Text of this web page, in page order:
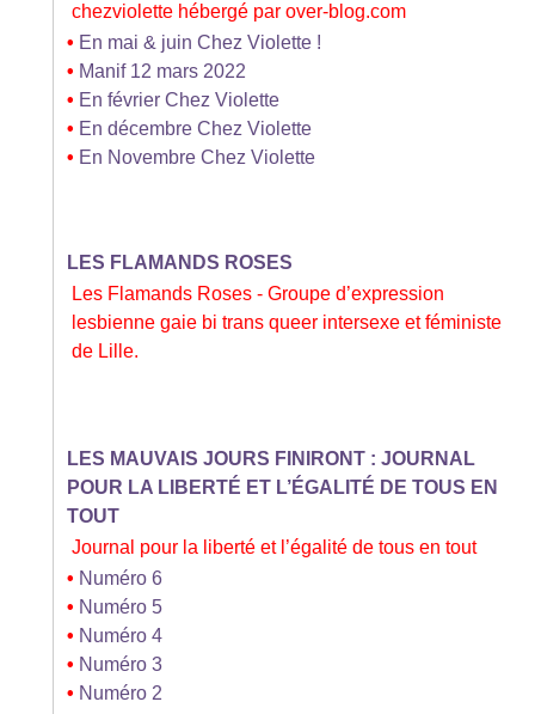
chezviolette hébergé par over-blog.com
• En mai & juin Chez Violette !
• Manif 12 mars 2022
• En février Chez Violette
• En décembre Chez Violette
• En Novembre Chez Violette
LES FLAMANDS ROSES
Les Flamands Roses - Groupe d’expression
lesbienne gaie bi trans queer intersexe et féministe
de Lille.
LES MAUVAIS JOURS FINIRONT : JOURNAL
POUR LA LIBERTÉ ET L’ÉGALITÉ DE TOUS EN
TOUT
Journal pour la liberté et l’égalité de tous en tout
• Numéro 6
• Numéro 5
• Numéro 4
• Numéro 3
• Numéro 2